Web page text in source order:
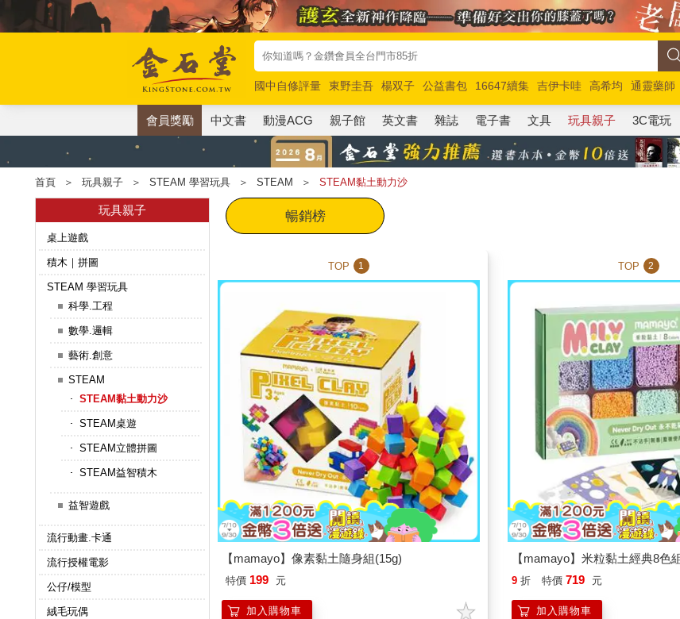
國中自修評量 東野圭吾 楊双子 公益書包 16647續集 吉伊卡哇 高希均
通靈藥師
唯紅花綻放
奧德賽 路邊攤新作 馬斯克 玩具總動員5 超慢跑
會員獎勵 中文書 動漫ACG 親子館 英文書 雜誌 電子書 文具 玩具親子 3C電玩
首頁 ＞ 玩具親子 ＞ STEAM 學習玩具 ＞ STEAM ＞ STEAM黏土動力沙
玩具親子
桌上遊戲
積木｜拼圖
STEAM 學習玩具
科學.工程
數學.邏輯
藝術.創意
STEAM
STEAM黏土動力沙
STEAM桌遊
STEAM立體拼圖
STEAM益智積木
益智遊戲
流行動畫.卡通
流行授權電影
公仔/模型
絨毛玩偶
暢銷榜
TOP 1
【mamayo】像素黏土隨身組(15g)
特價 199 元
加入購物車
TOP 2
【mamayo】米粒黏土經典8色組
9 折 特價 719 元
加入購物車